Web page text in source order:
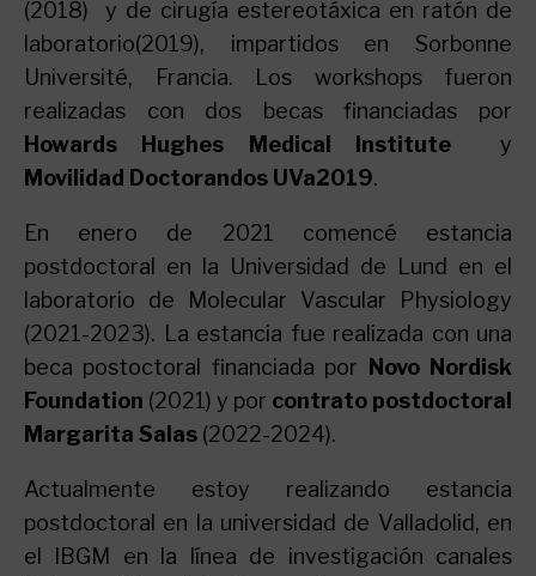
(2018) y de cirugía estereotáxica en ratón de
laboratorio(2019), impartidos en Sorbonne
Université, Francia. Los workshops fueron
realizadas con dos becas financiadas por
Howards Hughes Medical Institute y
Movilidad Doctorandos UVa2019.
En enero de 2021 comencé estancia
postdoctoral en la Universidad de Lund en el
laboratorio de Molecular Vascular Physiology
(2021-2023). La estancia fue realizada con una
beca postoctoral financiada por
Novo Nordisk
Foundation (2021) y por contrato postdoctoral
Margarita Salas (2022-2024).
Actualmente estoy realizando estancia
postdoctoral en la universidad de Valladolid, en
el IBGM en la línea de investigación canales